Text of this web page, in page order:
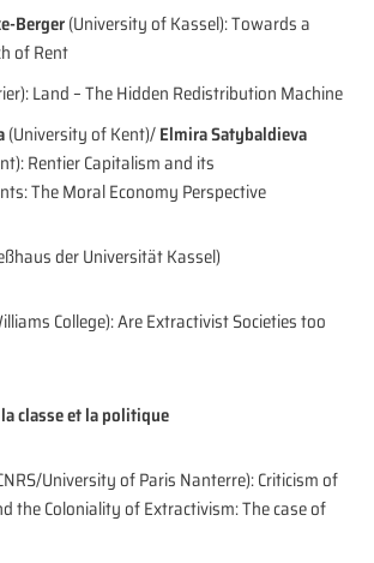
Berger(University of Kassel): Towards a
of Rent
Land – The Hidden Redistribution Machine
(University of Kent)/Elmira Satybaldieva
Rentier Capitalism and its
The Moral Economy Perspective
der Universität Kassel)
College): Are Extractivist Societies too
classe et la politique
University of Paris Nanterre): Criticism of
the Coloniality of Extractivism: The case of